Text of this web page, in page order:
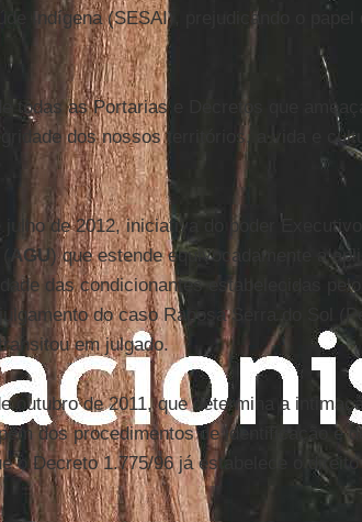
Indígena (SESAI), prejudicando o
todas as Portarias e Decretos que
dos nossos territórios, a vida e
julho de 2012, iniciativa do poder
AGU) que estende equivocadamente a
das condicionantes estabelecidas
do caso Raposa Serra do Sol
em julgado.
outubro de 2011, que determina a
dos procedimentos de identificação e
o Decreto 1.775/96 já estabelece o direito